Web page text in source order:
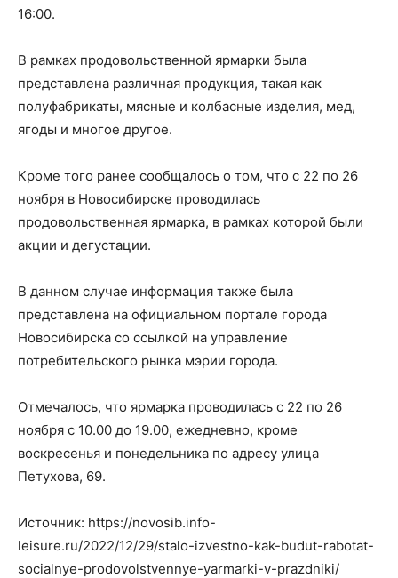
16:00.
В рамках продовольственной ярмарки была
представлена различная продукция, такая как
полуфабрикаты, мясные и колбасные изделия, мед,
ягоды и многое другое.
Кроме того ранее сообщалось о том, что с 22 по 26
ноября в Новосибирске проводилась
продовольственная ярмарка, в рамках которой были
акции и дегустации.
В данном случае информация также была
представлена на официальном портале города
Новосибирска со ссылкой на управление
потребительского рынка мэрии города.
Отмечалось, что ярмарка проводилась с 22 по 26
ноября с 10.00 до 19.00, ежедневно, кроме
воскресенья и понедельника по адресу улица
Петухова, 69.
Источник: https://novosib.info-
leisure.ru/2022/12/29/stalo-izvestno-kak-budut-rabotat-
socialnye-prodovolstvennye-yarmarki-v-prazdniki/